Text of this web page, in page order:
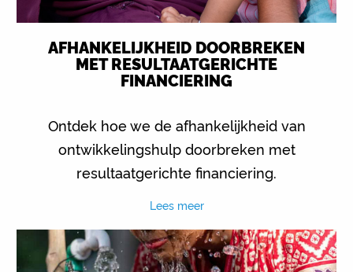
AFHANKELIJKHEID DOORBREKEN
MET RESULTAATGERICHTE
FINANCIERING
Ontdek hoe we de afhankelijkheid van
ontwikkelingshulp doorbreken met
resultaatgerichte financiering.
Lees meer